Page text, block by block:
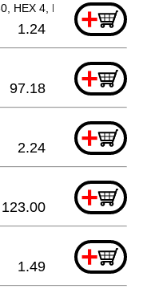
HEX 4, M 5, L 20 MM)
+
1.24
+
97.18
+
2.24
+
123.00
+
1.49